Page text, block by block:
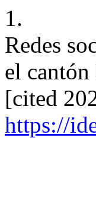
1.
Redes
el
[cited
https://